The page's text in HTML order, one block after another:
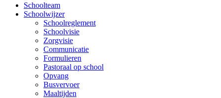
Hoofdnavigatie
Schoolteam
Schoolwijzer
Schoolreglement
Schoolvisie
Zorgvisie
Communicatie
Formulieren
Pastoraal op school
Opvang
Busvervoer
Maaltijden